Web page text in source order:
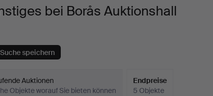
bei Borås Auktionshall
Suche speichern
Auktionen
Objekte worauf Sie bieten können
Endpreise
5 Objekte